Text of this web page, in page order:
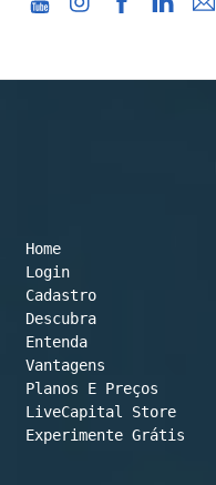
Home
Login
Cadastro
Descubra
Entenda
Vantagens
Planos E Preços
LiveCapital Store
Experimente Grátis